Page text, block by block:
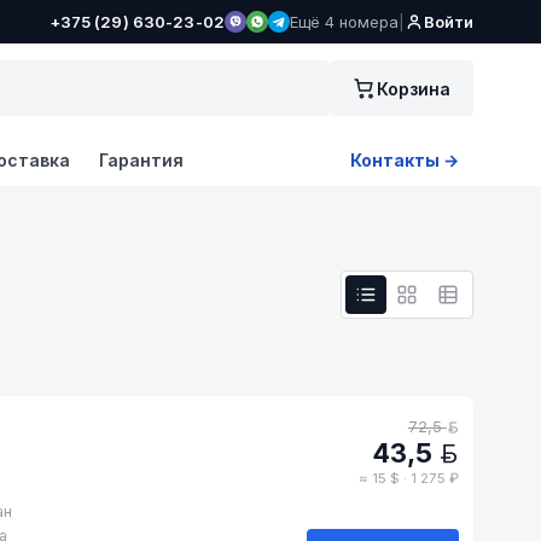
+375 (29) 630-23-02 Ещё 4 номера Войти
Корзина
Гарантия Контакты →
72,5
43,5
≈ 15 $ · 1 275 ₽